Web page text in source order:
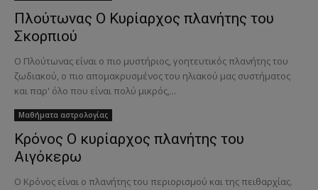
Πλούτωνας Ο Κυρίαρχος πλανήτης του
Σκορπιού
Ο Πλούτωνας είναι ο πιο μυστήριος, γοητευτικός πλανήτης του
ζωδιακού, ο πιο απομακρυσμένος του ηλιακού μας συστήματος
και παρ' όλο που είναι πολύ μικρός,...
Μαθήματα αστρολογίας
Κρόνος Ο κυρίαρχος πλανήτης του
Αιγόκερω
Ο Κρόνος είναι ο πλανήτης του περιορισμού και της πειθαρχίας.